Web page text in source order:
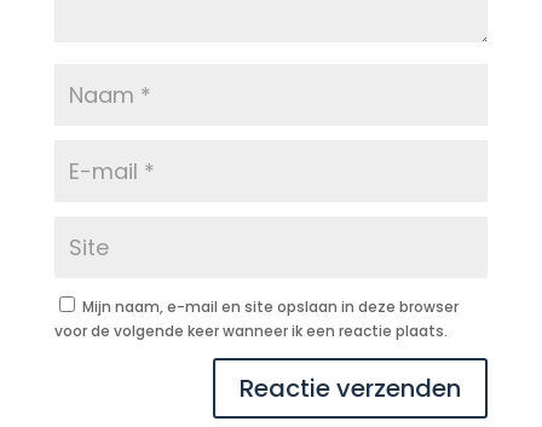
Mijn naam, e-mail en site opslaan in deze browser
voor de volgende keer wanneer ik een reactie plaats.